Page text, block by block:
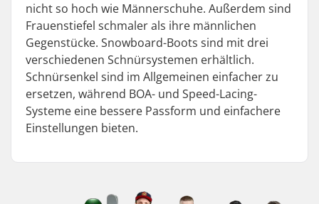
nicht so hoch wie Männerschuhe. Außerdem sind
Frauenstiefel schmaler als ihre männlichen
Gegenstücke. Snowboard-Boots sind mit drei
verschiedenen Schnürsystemen erhältlich.
Schnürsenkel sind im Allgemeinen einfacher zu
ersetzen, während BOA- und Speed-Lacing-
Systeme eine bessere Passform und einfachere
Einstellungen bieten.